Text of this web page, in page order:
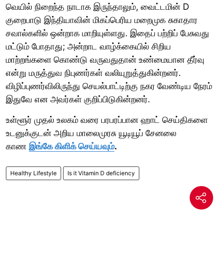
வெயில் நிறைந்த நாடாக இருந்தாலும், வைட்டமின் D
குறைபாடு இந்தியாவின் மிகப்பெரிய மறைமுக சுகாதார
சவால்களில் ஒன்றாக மாறியுள்ளது. இதைப் பற்றிப் பேசுவது
மட்டும் போதாது; அன்றாட வாழ்க்கையில் சிறிய
மாற்றங்களை கொண்டு வருவதுதான் உண்மையான தீர்வு
என்று மருத்துவ நிபுணர்கள் வலியுறுத்துகின்றனர்.
விழிப்புணர்விலிருந்து செயல்பாட்டிற்கு நகர வேண்டிய நேரம்
இதுவே என அவர்கள் குறிப்பிடுகின்றனர்.
உள்ளூர் முதல் உலகம் வரை பரபரப்பான ஹாட் செய்திகளை
உடனுக்குடன் அறிய மாலைமுரசு யூடியூப் சேனலை
காண இங்கே கிளிக் செய்யவும்.
Healthy Lifestyle Is it Vitamin D deficiency